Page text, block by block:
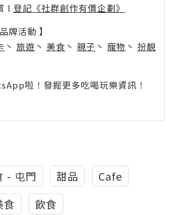
l 登記《社群創作有價企劃》
牌活動 】
丶 旅遊 丶 美食 丶 親子 丶 寵物 丶 扮靚
啦！發掘更多吃喝玩樂資訊！
- 屯門 甜品
Cafe
食 飲食